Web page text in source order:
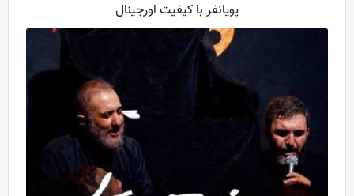
پویانفر با کیفیت اورجینال